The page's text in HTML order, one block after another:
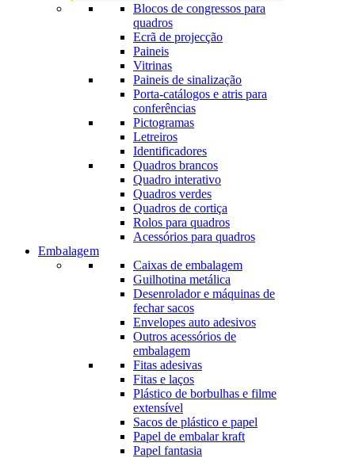
Blocos de congressos para
quadros
Ecrã de projecção
Paineis
Vitrinas
Paineis de sinalização
Porta-catálogos e atris para
conferências
Pictogramas
Letreiros
Identificadores
Quadros brancos
Quadro interativo
Quadros verdes
Quadros de cortiça
Rolos para quadros
Acessórios para quadros
Embalagem
Caixas de embalagem
Guilhotina metálica
Desenrolador e máquinas de
fechar sacos
Envelopes auto adesivos
Outros acessórios de
embalagem
Fitas adesivas
Fitas e laços
Plástico de borbulhas e filme
extensível
Sacos de plástico e papel
Papel de embalar kraft
Papel fantasia